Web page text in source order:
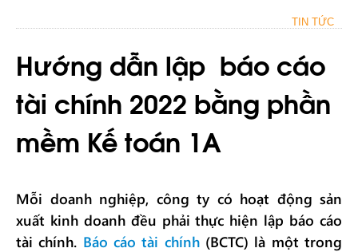
TIN TỨC
Hướng dẫn lập báo cáo
tài chính 2022 bằng phần
mềm Kế toán 1A
Mỗi doanh nghiệp, công ty có hoạt động sản
xuất kinh doanh đều phải thực hiện lập báo cáo
tài chính. Báo cáo tài chính(BCTC) là một trong